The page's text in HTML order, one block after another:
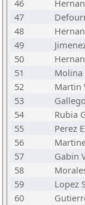
46
47
48
49
50
51
Molina
52
Martin
53
54
Rubia
55
Perez
56
57
Gabin
58
59
Lopez
60